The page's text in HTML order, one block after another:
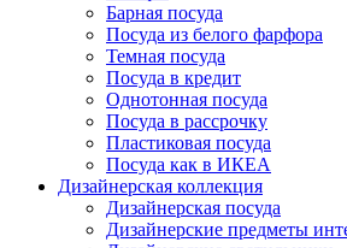
Барная посуда
Посуда из белого фарфора
Темная посуда
Посуда в кредит
Однотонная посуда
Посуда в рассрочку
Пластиковая посуда
Посуда как в ИКЕА
Дизайнерская коллекция
Дизайнерская посуда
Дизайнерские предметы